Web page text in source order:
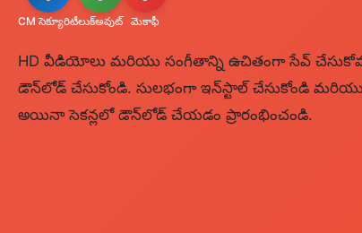
CM సెక్యూరిటీలుక్‌అవుట్ మెకాఫీ
HD వీడియోలు మరియు సంగీతాన్ని ఉచితంగా సేవ్
డౌన్‌లోడ్ చేసుకోండి. సులభంగా ఇన్‌స్టాల్ చేసుకోండి
అయినా సెకన్లలో డౌన్‌లోడ్ చేయడం ప్రారంభించండి.